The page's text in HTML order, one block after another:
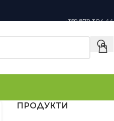
+359 879 304
ПРОДУКТИ